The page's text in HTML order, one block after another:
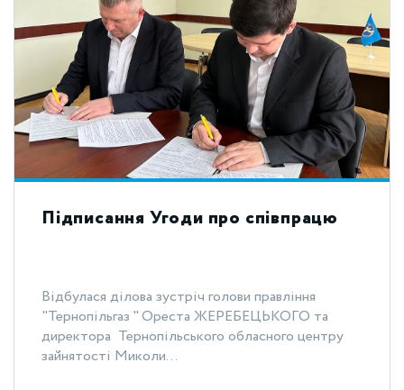
Підписання Угоди про співпрацю
Відбулася ділова зустріч голови правління
"Тернопільгаз " Ореста ЖЕРЕБЕЦЬКОГО та
директора Тернопільського обласного центру
зайнятості Миколи...